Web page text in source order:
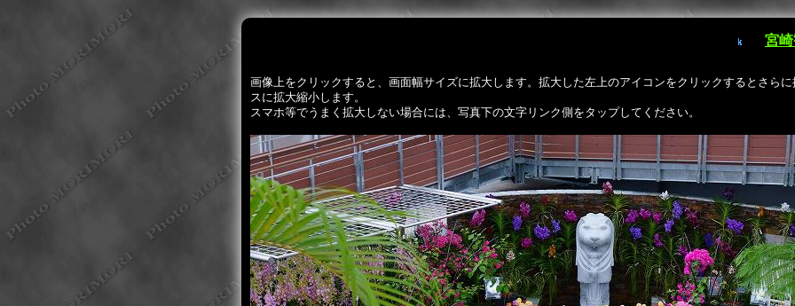
宮
画像上をクリックすると、画面幅サイズに拡大します。拡大した左上のアイコンをクリックするとさら
スに拡大縮小します。
スマホ等でうまく拡大しない場合には、写真下の文字リンク側をタップしてください。